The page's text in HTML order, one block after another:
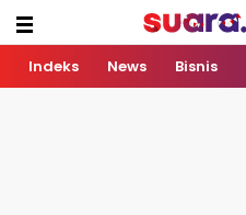
Indeks News Bisnis